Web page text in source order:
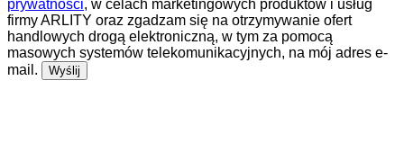
prywatności, w celach marketingowych produktów i usług
firmy ARLITY oraz zgadzam się na otrzymywanie ofert
handlowych drogą elektroniczną, w tym za pomocą
masowych systemów telekomunikacyjnych, na mój adres e-
mail.